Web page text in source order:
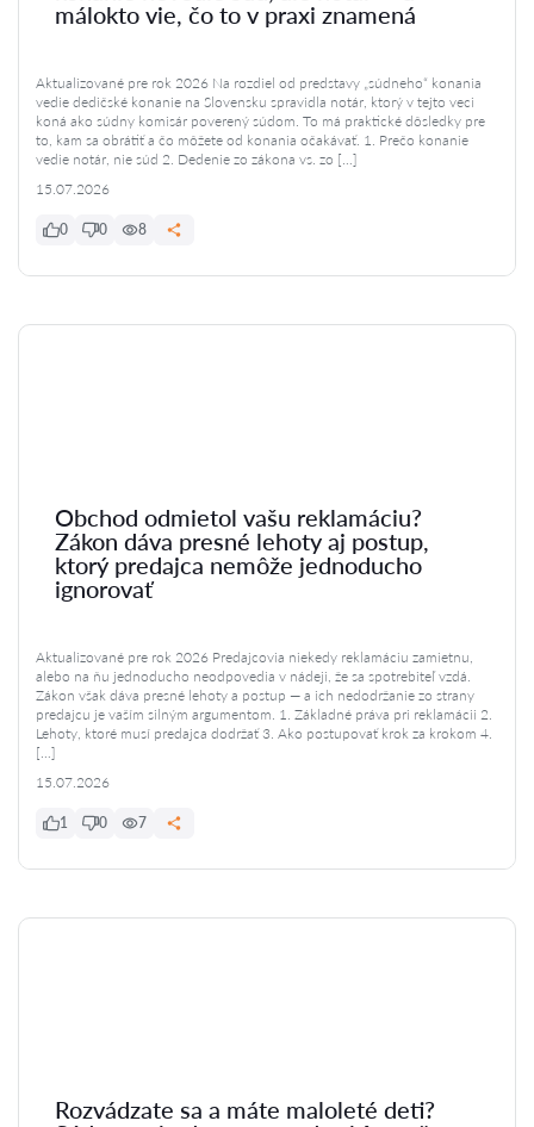
málokto vie, čo to v praxi znamená
Aktualizované pre rok 2026 Na rozdiel od predstavy „súdneho“ konania
vedie dedičské konanie na Slovensku spravidla notár, ktorý v tejto veci
koná ako súdny komisár poverený súdom. To má praktické dôsledky pre
to, kam sa obrátiť a čo môžete od konania očakávať. 1. Prečo konanie
vedie notár, nie súd 2. Dedenie zo zákona vs. zo […]
15.07.2026
0 0 8
Obchod odmietol vašu reklamáciu?
Zákon dáva presné lehoty aj postup,
ktorý predajca nemôže jednoducho
ignorovať
Aktualizované pre rok 2026 Predajcovia niekedy reklamáciu zamietnu,
alebo na ňu jednoducho neodpovedia v nádeji, že sa spotrebiteľ vzdá.
Zákon však dáva presné lehoty a postup — a ich nedodržanie zo strany
predajcu je vaším silným argumentom. 1. Základné práva pri reklamácii 2.
Lehoty, ktoré musí predajca dodržať 3. Ako postupovať krok za krokom 4.
[…]
15.07.2026
1 0 7
Rozvádzate sa a máte maloleté deti?